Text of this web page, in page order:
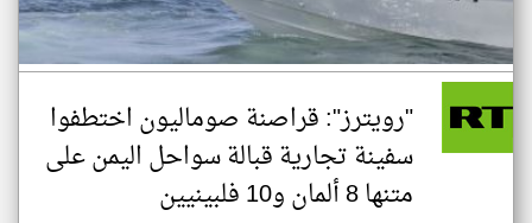
"رويترز": قراصنة صوماليون اختطفوا
سفينة تجارية قبالة سواحل اليمن على
متنها 8 ألمان و10 فلبينيين